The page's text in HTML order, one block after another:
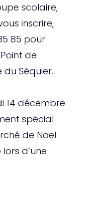
scolaire,
inscrire,
85 pour
de
Séquier.
14 décembre
spécial
de Noël
d’une